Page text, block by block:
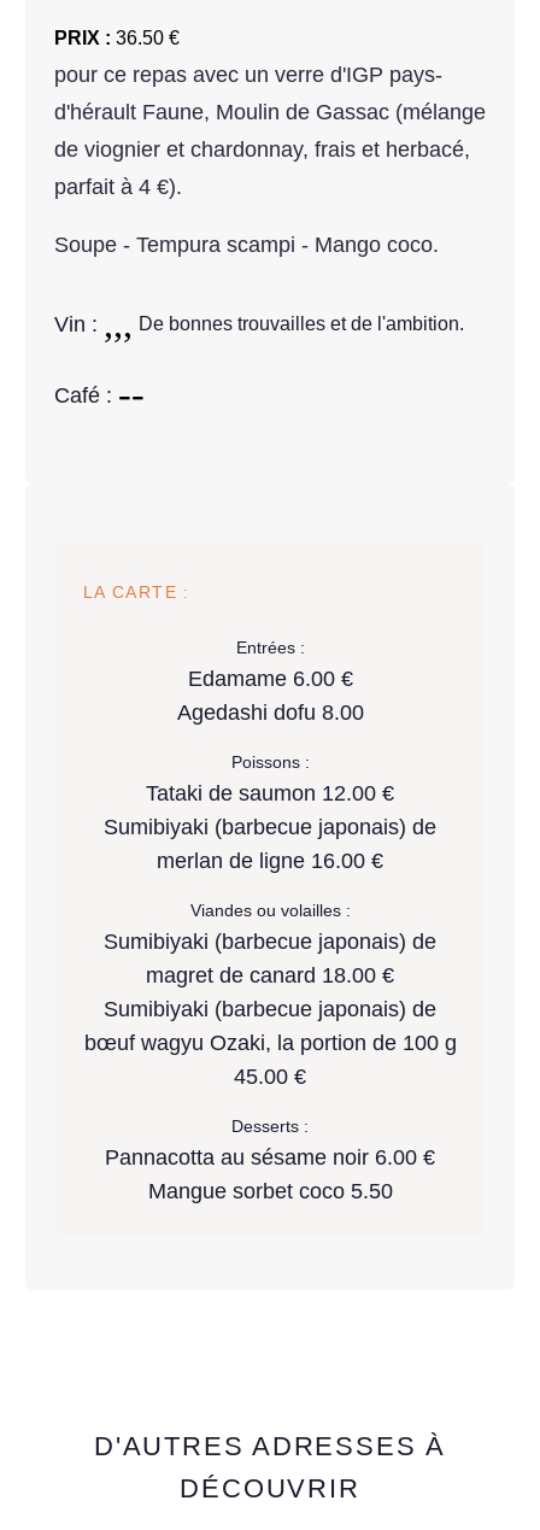
PRIX : 36.50 €
pour ce repas avec un verre d'IGP pays-
d'hérault Faune, Moulin de Gassac (mélange
de viognier et chardonnay, frais et herbacé,
parfait à 4 €).
Soupe - Tempura scampi - Mango coco.
Vin : De bonnes trouvailles et de l'ambition.
Café :
LA CARTE :
Entrées :
Edamame 6.00 €
Agedashi dofu 8.00
Poissons :
Tataki de saumon 12.00 €
Sumibiyaki (barbecue japonais) de
merlan de ligne 16.00 €
Viandes ou volailles :
Sumibiyaki (barbecue japonais) de
magret de canard 18.00 €
Sumibiyaki (barbecue japonais) de
bœuf wagyu Ozaki, la portion de 100 g
45.00 €
Desserts :
Pannacotta au sésame noir 6.00 €
Mangue sorbet coco 5.50
D'AUTRES ADRESSES À
DÉCOUVRIR